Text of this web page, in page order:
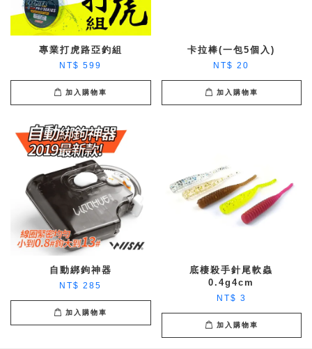
專業打虎路亞釣組
NT$ 599
加入購物車
卡拉棒(一包5個入)
NT$ 20
加入購物車
自動綁鉤神器
NT$ 285
加入購物車
底棲殺手針尾軟蟲
0.4g4cm
NT$ 3
加入購物車